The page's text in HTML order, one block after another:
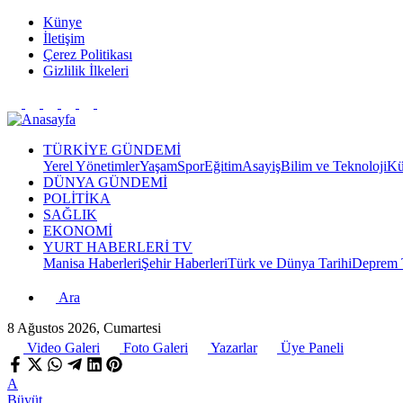
Künye
İletişim
Çerez Politikası
Gizlilik İlkeleri
TÜRKİYE GÜNDEMİ
Yerel YönetimlerYaşamSporEğitimAsayişBilim ve Teknoloji
DÜNYA GÜNDEMİ
POLİTİKA
SAĞLIK
EKONOMİ
YURT HABERLERİ TV
Manisa HaberleriŞehir HaberleriTürk ve Dünya TarihiDeprem
Ara
8 Ağustos 2026, Cumartesi
Video Galeri
Foto Galeri Yazarlar Üye Paneli
A
Büyüt